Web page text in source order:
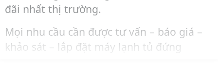
đãi nhất thị trường.
Mọi nhu cầu cần được tư vấn – báo giá –
khảo sát – lắp đặt máy lạnh tủ đứng